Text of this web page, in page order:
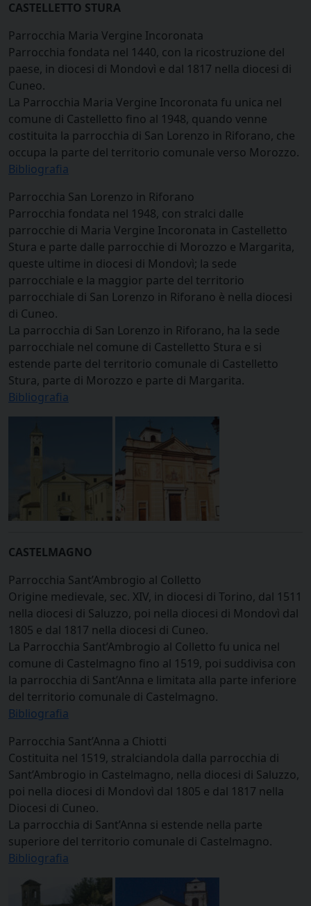
CASTELLETTO STURA
Parrocchia Maria Vergine Incoronata
Parrocchia fondata nel 1440, con la ricostruzione del
paese, in diocesi di Mondovì e dal 1817 nella diocesi di
Cuneo.
La Parrocchia Maria Vergine Incoronata fu unica nel
comune di Castelletto fino al 1948, quando venne
costituita la parrocchia di San Lorenzo in Riforano, che
occupa la parte del territorio comunale verso Morozzo.
Bibliografia
Parrocchia San Lorenzo in Riforano
Parrocchia fondata nel 1948, con stralci dalle
parrocchie di Maria Vergine Incoronata in Castelletto
Stura e parte dalle parrocchie di Morozzo e Margarita,
queste ultime in diocesi di Mondovì; la sede
parrocchiale e la maggior parte del territorio
parrocchiale di San Lorenzo in Riforano è nella diocesi
di Cuneo.
La parrocchia di San Lorenzo in Riforano, ha la sede
parrocchiale nel comune di Castelletto Stura e si
estende parte del territorio comunale di Castelletto
Stura, parte di Morozzo e parte di Margarita.
Bibliografia
CASTELMAGNO
Parrocchia Sant’Ambrogio al Colletto
Origine medievale, sec. XIV, in diocesi di Torino, dal 1511
nella diocesi di Saluzzo, poi nella diocesi di Mondovì dal
1805 e dal 1817 nella diocesi di Cuneo.
La Parrocchia Sant’Ambrogio al Colletto fu unica nel
comune di Castelmagno fino al 1519, poi suddivisa con
la parrocchia di Sant’Anna e limitata alla parte inferiore
del territorio comunale di Castelmagno.
Bibliografia
Parrocchia Sant’Anna a Chiotti
Costituita nel 1519, stralciandola dalla parrocchia di
Sant’Ambrogio in Castelmagno, nella diocesi di Saluzzo,
poi nella diocesi di Mondovì dal 1805 e dal 1817 nella
Diocesi di Cuneo.
La parrocchia di Sant’Anna si estende nella parte
superiore del territorio comunale di Castelmagno.
Bibliografia